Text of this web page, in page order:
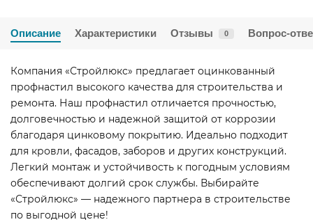
Описание Характеристики Отзывы 0 Вопрос-
Компания «Стройлюкс» предлагает оцинкованный
профнастил высокого качества для строительства и
ремонта. Наш профнастил отличается прочностью,
долговечностью и надежной защитой от коррозии
благодаря цинковому покрытию. Идеально подходит
для кровли, фасадов, заборов и других конструкций.
Легкий монтаж и устойчивость к погодным условиям
обеспечивают долгий срок службы. Выбирайте
«Стройлюкс» — надежного партнера в строительстве
по выгодной цене!